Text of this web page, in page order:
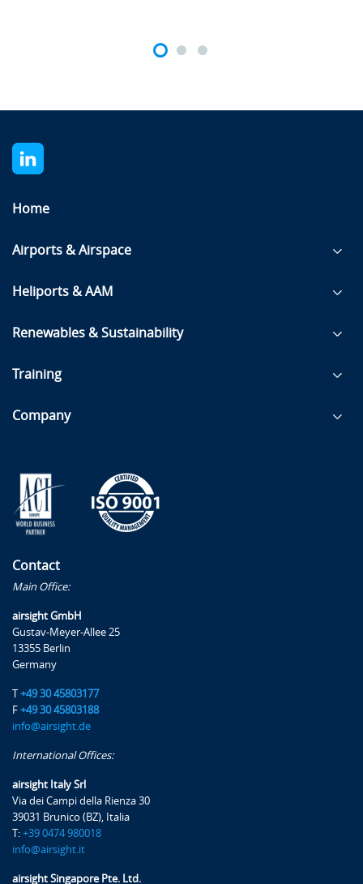
Home
Airports & Airspace
Heliports & AAM
Renewables & Sustainability
Training
Company
Contact
Main Office:
airsight GmbH
Gustav-Meyer-Allee 25
13355 Berlin
Germany
T +49 30 45803177
F +49 30 45803188
info@airsight.de
International Offices:
airsight Italy Srl
Via dei Campi della Rienza 30
39031 Brunico (BZ), Italia
T: +39 0474 980018
info@airsight.it
airsight Singapore Pte. Ltd.